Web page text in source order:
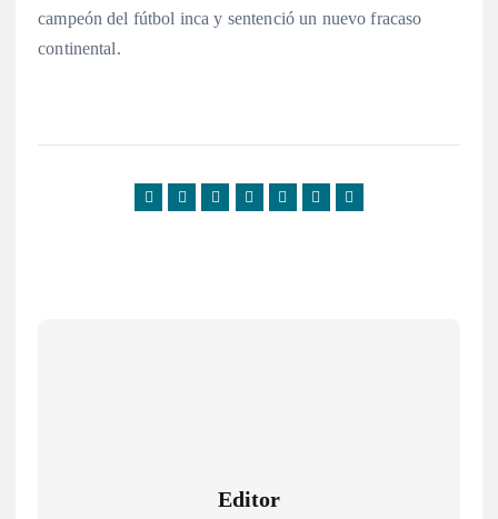
campeón del fútbol inca y sentenció un nuevo fracaso
continental.
Editor